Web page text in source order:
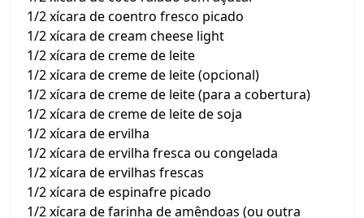
1/2 xícara de coentro fresco picado
1/2 xícara de cream cheese light
1/2 xícara de creme de leite
1/2 xícara de creme de leite (opcional)
1/2 xícara de creme de leite (para a cobertura)
1/2 xícara de creme de leite de soja
1/2 xícara de ervilha
1/2 xícara de ervilha fresca ou congelada
1/2 xícara de ervilhas frescas
1/2 xícara de espinafre picado
1/2 xícara de farinha de amêndoas (ou outra